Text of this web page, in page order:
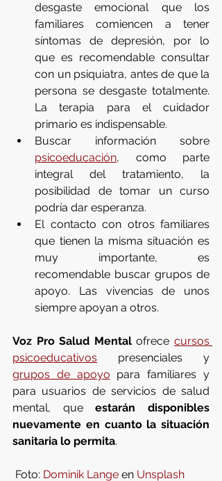
desgaste emocional que los
familiares comiencen a tener
síntomas de depresión, por lo
que es recomendable consultar
con un psiquiatra, antes de que la
persona se desgaste totalmente.
La terapia para el cuidador
primario es indispensable.
psicoeducación, como parte
integral del tratamiento, la
posibilidad de tomar un curso
podría dar esperanza.
El contacto con otros familiares
que tienen la misma situación es
muy importante, es
recomendable buscar grupos de
apoyo. Las vivencias de unos
siempre apoyan a otros.
Voz Pro Salud Mental ofrece cursos
psicoeducativos
grupos de apoyo para familiares y
para usuarios de servicios de salud
mental, que estarán disponibles
nuevamente en cuanto la situación
sanitaria lo permita.
Foto: Dominik Lange en Unsplash